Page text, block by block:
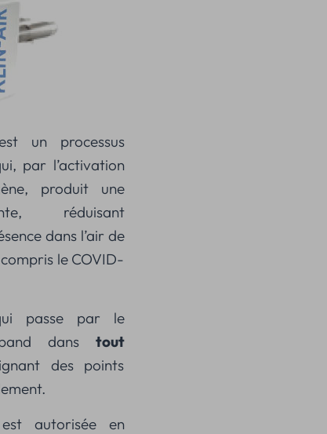
un processus
par l’activation
produit une
réduisant
dans l’air de
le COVID-
passe par le
dans tout
des points
autorisée en